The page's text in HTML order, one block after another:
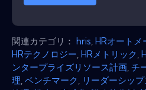
関連カテゴリ： hris HRオートメ
HRテクノロジー HRメトリック
ンタープライズリソース計画 チ
理 ベンチマーク リーダーシッ